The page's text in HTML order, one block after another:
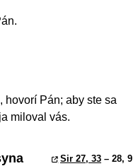
hovorí Pán; aby ste sa
miloval vás.
Sir 27, 33 – 28, 9